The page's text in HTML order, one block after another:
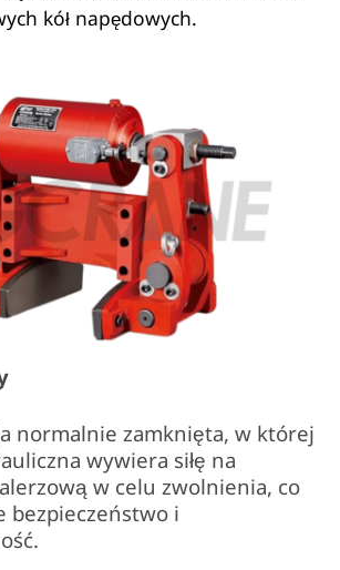
kół napędowych.
normalnie zamknięta, w której
wywiera siłę na
w celu zwolnienia, co
bezpieczeństwo i